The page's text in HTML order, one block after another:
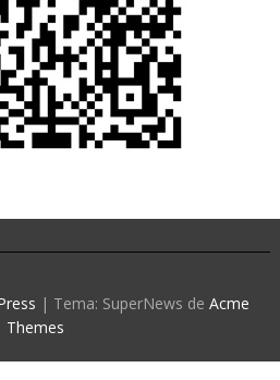
| Tema: SuperNews de Acme
Themes